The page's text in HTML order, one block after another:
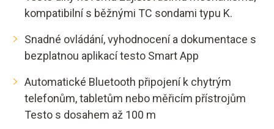
kompatibilní s běžnými TC sondami typu K.
Snadné ovládání, vyhodnocení a dokumentace s
bezplatnou aplikací testo Smart App
Automatické Bluetooth připojení k chytrým
telefonům, tabletům nebo měřicím přístrojům
Testo s dosahem až 100 m